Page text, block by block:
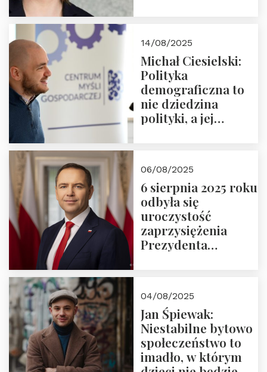
14/08/2025
Michał Ciesielski:
Polityka
demograficzna to
nie dziedzina
polityki, a jej
06/08/2025
6 sierpnia 2025 roku
odbyła się
uroczystość
zaprzysiężenia
Prezydenta
Nawrockiego
04/08/2025
Jan Śpiewak:
Niestabilne bytowo
społeczeństwo to
imadło, w którym